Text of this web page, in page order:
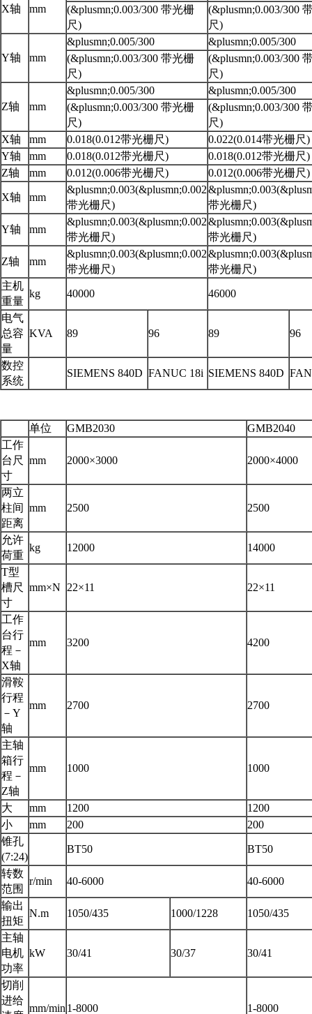
X轴 mm
(&plusmn;0.003/300 带光栅
尺)
(&plusmn;0.003/300
尺)
Y轴 mm
&plusmn;0.005/300
&plusmn;0.005/300
(&plusmn;0.003/300 带光栅
尺)
(&plusmn;0.003/300
尺)
Z轴 mm
&plusmn;0.005/300
&plusmn;0.005/300
(&plusmn;0.003/300 带光栅
尺)
(&plusmn;0.003/300
尺)
X轴
mm 0.018(0.012带光栅尺)
0.022(0.014带光栅尺)
Y轴
mm 0.018(0.012带光栅尺)
0.018(0.012带光栅尺)
Z轴
mm 0.012(0.006带光栅尺) 0.012(0.006带光栅尺)
X轴 mm
&plusmn;0.003(&plusmn;0.002
带光栅尺)
带光栅尺)
Y轴 mm
&plusmn;0.003(&plusmn;0.002
带光栅尺)
带光栅尺)
Z轴 mm
&plusmn;0.003(&plusmn;0.002
带光栅尺)
带光栅尺)
主机
重量
kg 40000 46000
电气
总容
量
KVA 89 96 89 96
数控
系统
SIEMENS 840D FANUC 18i SIEMENS 840D
单位 GMB2030
GMB2040
工作
台尺
寸
mm 2000×3000 2000×4000
两立
柱间
距离
mm 2500 2500
允许
荷重
kg 12000 14000
T型
槽尺
寸
mm×N 22×11 22×11
工作
台行
程－
X轴
mm 3200 4200
滑鞍
行程
－Y
轴
mm 2700 2700
主轴
箱行
程－
Z轴
mm 1000 1000
大 mm 1200
1200
小
mm 200
200
锥孔
(7:24)
BT50 BT50
转数
范围
r/min 40-6000 40-6000
输出
扭矩
N.m 1050/435 1000/1228 1050/435
主轴
电机
功率
kW 30/41 30/37 30/41
切削
进给
mm/min 1-8000 1-8000